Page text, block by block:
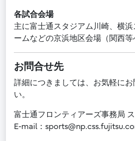
各試合会場
主に富士通スタジアム川崎、横
ームなどの京浜地区会場（関西等
お問合せ先
詳細につきましては、お気軽にお
い。
富士通フロンティアーズ事務局
E-mail：